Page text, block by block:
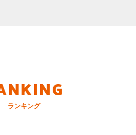
ランキング